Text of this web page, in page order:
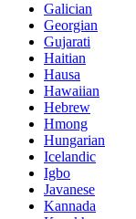
Galician
Georgian
Gujarati
Haitian
Hausa
Hawaiian
Hebrew
Hmong
Hungarian
Icelandic
Igbo
Javanese
Kannada